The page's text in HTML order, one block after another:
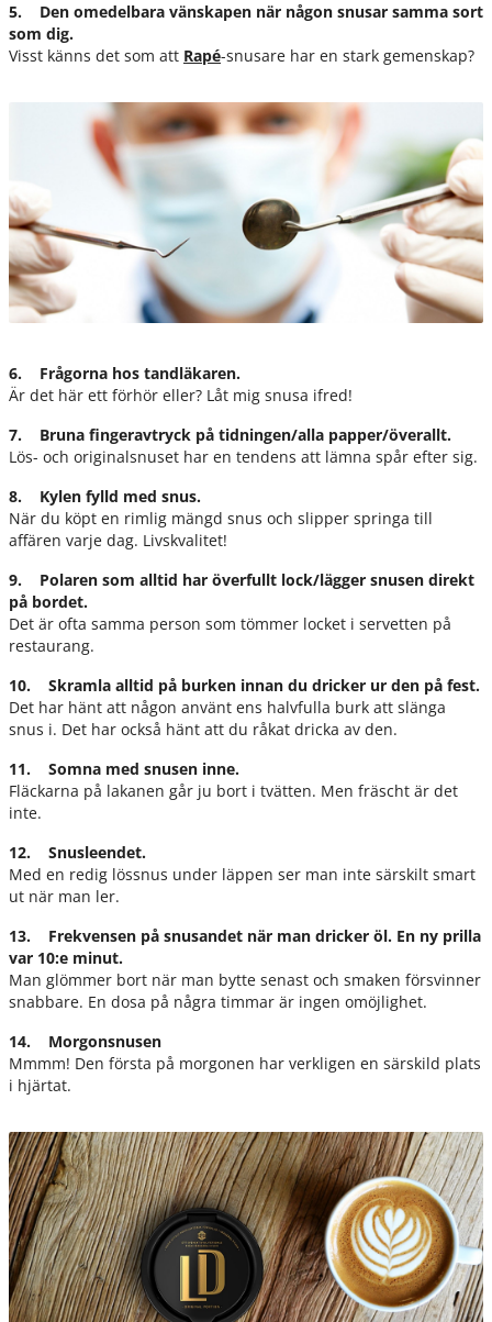
5. Den omedelbara vänskapen när någon snusar samma sort
som dig.
Visst känns det som att Rapé-snusare har en stark gemenskap?
6. Frågorna hos tandläkaren.
Är det här ett förhör eller? Låt mig snusa ifred!
7. Bruna fingeravtryck på tidningen/alla papper/överallt.
Lös- och originalsnuset har en tendens att lämna spår efter sig.
8. Kylen fylld med snus.
När du köpt en rimlig mängd snus och slipper springa till
affären varje dag. Livskvalitet!
9. Polaren som alltid har överfullt lock/lägger snusen direkt
på bordet.
Det är ofta samma person som tömmer locket i servetten på
restaurang.
10. Skramla alltid på burken innan du dricker ur den på fest.
Det har hänt att någon använt ens halvfulla burk att slänga
snus i. Det har också hänt att du råkat dricka av den.
11. Somna med snusen inne.
Fläckarna på lakanen går ju bort i tvätten. Men fräscht är det
inte.
12. Snusleendet.
Med en redig lössnus under läppen ser man inte särskilt smart
ut när man ler.
13. Frekvensen på snusandet när man dricker öl. En ny prilla
var 10:e minut.
Man glömmer bort när man bytte senast och smaken försvinner
snabbare. En dosa på några timmar är ingen omöjlighet.
14. Morgonsnusen
Mmmm! Den första på morgonen har verkligen en särskild plats
i hjärtat.